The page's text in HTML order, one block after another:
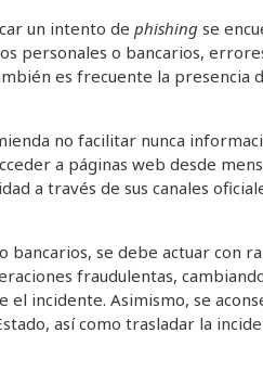
un intento de phishing se
personales o bancarios,
es frecuente la presencia
no facilitar nunca
a páginas web desde
a través de sus canales
bancarios, se debe actuar con
fraudulentas,
incidente. Asimismo, se
así como trasladar la